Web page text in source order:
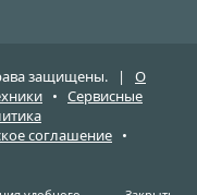
защищены. | О
• Сервисные
соглашение •